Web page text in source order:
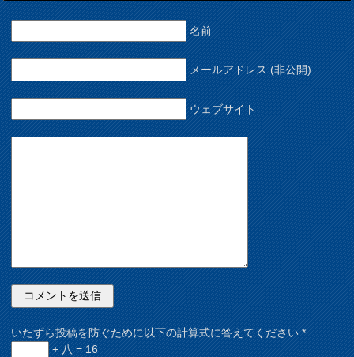
名前
メールアドレス (非公開)
ウェブサイト
いたずら投稿を防ぐために以下の計算式に答えてください*
+ 八 = 16